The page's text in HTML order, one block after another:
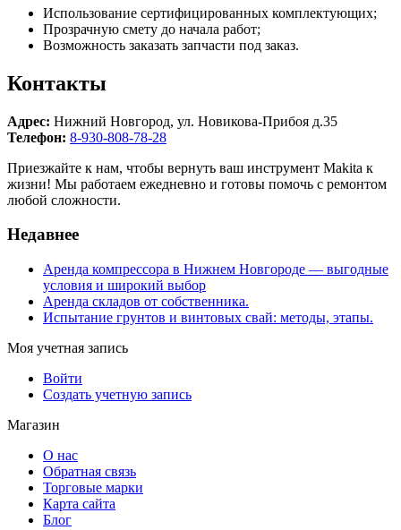
Использование сертифицированных комплектующих;
Прозрачную смету до начала работ;
Возможность заказать запчасти под заказ.
Контакты
Адрес: Нижний Новгород, ул. Новикова-Прибоя д.35
Телефон: 8-930-808-78-28
Приезжайте к нам, чтобы вернуть ваш инструмент Makita к
жизни! Мы работаем ежедневно и готовы помочь с ремонтом
любой сложности.
Недавнее
Аренда компрессора в Нижнем Новгороде — выгодные
условия и широкий выбор
Аренда складов от собственника.
Испытание грунтов и винтовых свай: методы, этапы.
Моя учетная запись
Войти
Создать учетную запись
Магазин
О нас
Обратная связь
Торговые марки
Карта сайта
Блог